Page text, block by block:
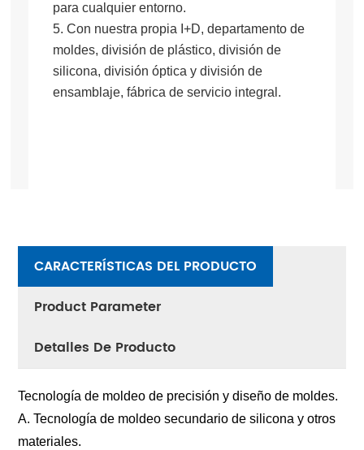
para cualquier entorno.
5. Con nuestra propia I+D, departamento de
moldes, división de plástico, división de
silicona, división óptica y división de
ensamblaje, fábrica de servicio integral.
CARACTERÍSTICAS DEL PRODUCTO
Product Parameter
Detalles De Producto
Tecnología de moldeo de precisión y diseño de moldes.
A. Tecnología de moldeo secundario de silicona y otros
materiales.